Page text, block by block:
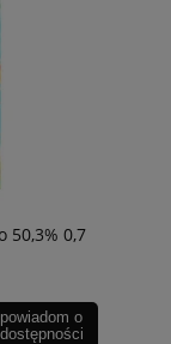
50,3% 0,7
powiadom o
dostępności